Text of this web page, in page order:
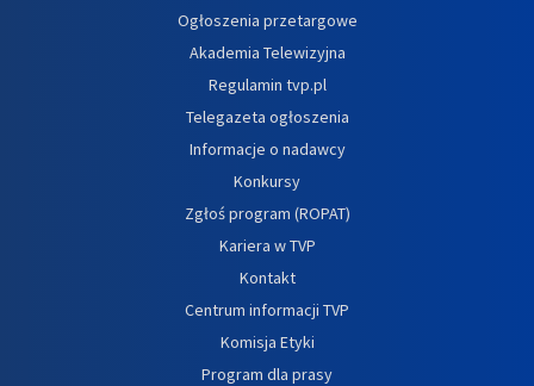
Ogłoszenia przetargowe
Akademia Telewizyjna
Regulamin tvp.pl
Telegazeta ogłoszenia
Informacje o nadawcy
Konkursy
Zgłoś program (ROPAT)
Kariera w TVP
Kontakt
Centrum informacji TVP
Komisja Etyki
Program dla prasy